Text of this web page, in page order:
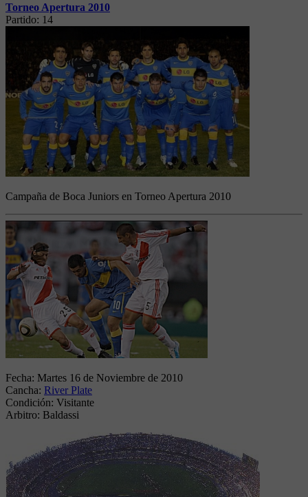
Torneo Apertura 2010
Partido: 14
Campaña de Boca Juniors en Torneo Apertura 2010
Fecha: Martes 16 de Noviembre de 2010
Cancha: River Plate
Condición: Visitante
Arbitro: Baldassi